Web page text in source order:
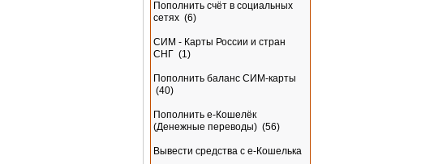
Пополнить счёт в социальных
сетях (6)
СИМ - Карты России и стран
СНГ (1)
Пополнить баланс СИМ-карты
(40)
Пополнить e-Кошелёк
(Денежные переводы) (56)
Вывести средства с е-Кошелька